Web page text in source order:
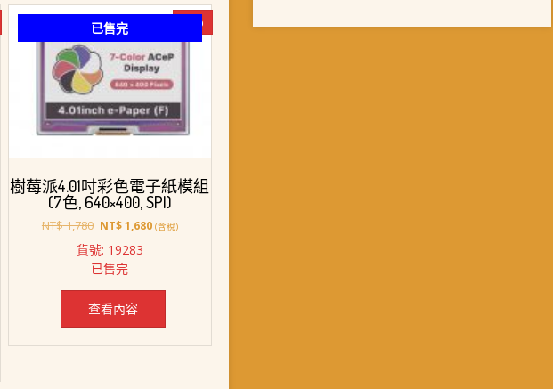
已售完 -6%
樹莓派4.01吋彩色電子紙模組
(7色, 640×400, SPI)
NT$1,780 原
價
格：
NT$ 1,780。
NT$1,680目
NT$ 1,680。
(含稅)
貨號: 19283
已售完
查看內容